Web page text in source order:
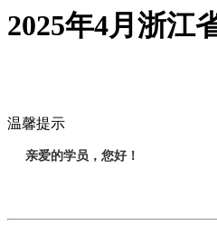
2025年4月浙江
温馨提示
亲爱的学员，您好！